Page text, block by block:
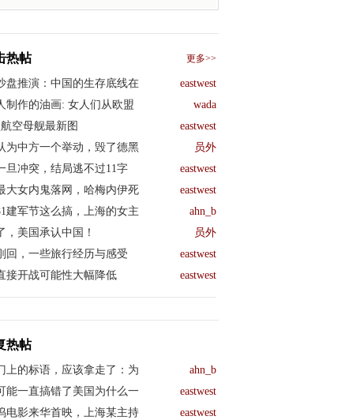
热帖 更多>>
盘推演：中国的生存底线在 eastwest
制作的油画: 女人们从欧盟 wada
空母舰最新图 eastwest
为中方一个举动，毁了德黑 员外
旦冲突，结局逃不过11字 eastwest
大女内鬼落网，哈梅内伊死 eastwest
建军节这么搞，上海的女主 ahn_b
，美国承认中国！ 员外
回，一些旅行经历与感受 eastwest
接开战可能性大幅降低 eastwest
热帖
上的标语，应该拿走了：为 ahn_b
能一直搞错了美国为什么一 eastwest
电影来华首映，上海某主持 eastwest